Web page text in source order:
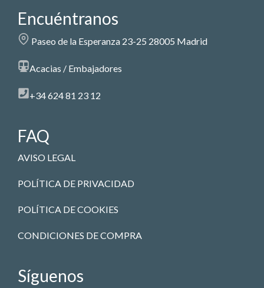
Encuéntranos
Paseo de la Esperanza 23-25 28005 Madrid
Acacias / Embajadores
+34 624 81 23 12
FAQ
AVISO LEGAL
POLÍTICA DE PRIVACIDAD
POLÍTICA DE COOKIES
CONDICIONES DE COMPRA
Síguenos